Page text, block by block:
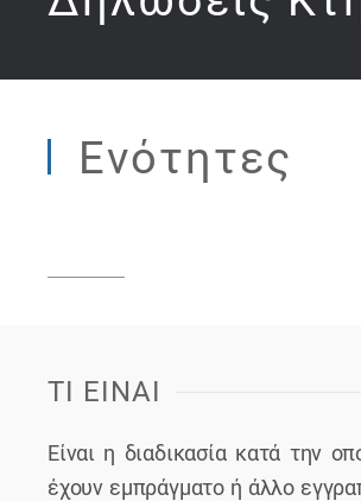
Ενότητες
ΤΙ ΕΙΝΑΙ
Είναι η διαδικασία κατά την
έχουν εμπράγματο ή άλλο